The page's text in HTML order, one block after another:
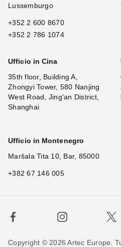
Lussemburgo
+352 2 600 8670
+352 2 786 1074
Ufficio in Cina
35th floor, Building A,
Zhongyi Tower, 580 Nanjing
West Road, Jing'an District,
Shanghai
Ufficio in Montenegro
Maršala Tita 10, Bar, 85000
+382 67 146 005
Copyright © 2026 Artec Europe.